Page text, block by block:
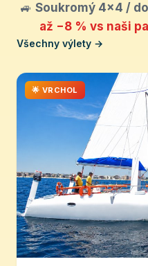
🚙 Soukromý 4×4 /
až −8 % vs naši
Všechny výlety →
🌟 VRCHOL